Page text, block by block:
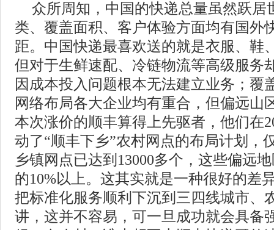
众所周知，中国的快递总量虽然跃居
类、覆盖面积、客户体验方面均有国外
距。中国快递最喜欢送的就是衣服、鞋
但对于生鲜速配、冷链物流等高级服务
因成本投入问题根本无法建立业务；覆
网络布局各大企业均有重合，但偏远山
本次涨价的顺丰算得上先驱者，他们在
动了“顺丰下乡”农村网点的布局计划，
乡镇网点已达到13000多个，这些偏远
的10%以上。这其实就是一种很好的差
把标准化服务顺利下沉到三四线城市、
讲，这并不容易，可一旦成功就会具备